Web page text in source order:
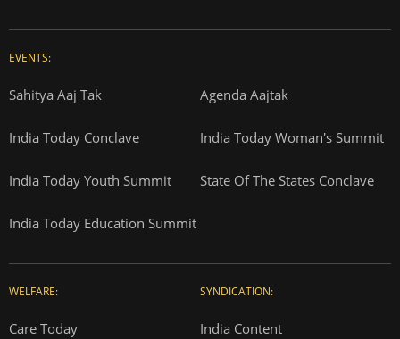
EVENTS:
Sahitya Aaj Tak Agenda Aajtak
India Today Conclave India Today Woman's Summit
India Today Youth Summit State Of The States Conclave
India Today Education Summit
WELFARE:
Care Today
SYNDICATION:
India Content